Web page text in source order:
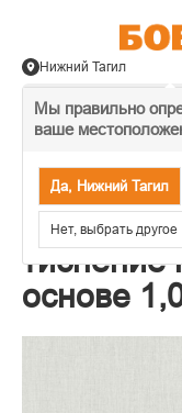
Мы правильно
ваше
Да, Нижний Тагил
Нет, выбрать другое
Нижний Тагил
Обои
тиснение
основе